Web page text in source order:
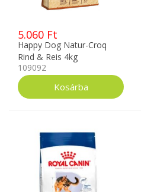
5.060 Ft
Happy Dog Natur-Croq
Rind & Reis 4kg
109092